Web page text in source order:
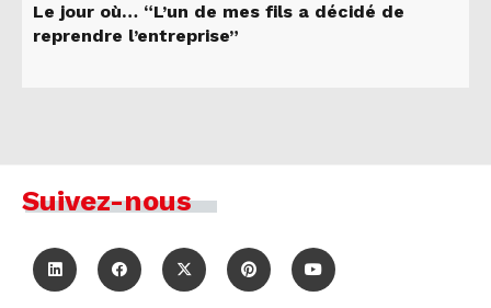
Le jour où… “L’un de mes fils a décidé de
reprendre l’entreprise”
Suivez-nous